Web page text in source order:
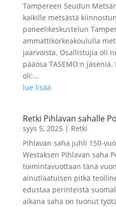
Tampereen Seudun
kaikille metsästä
paneelikeskustelun
ammattikorkeakoululla
jaarvoista. Osallistujia oli
pääosa TASEMO:n
oli:...
lue lisää
Retki Pihlavan sahalle
syys 5, 2025 | Retki
Pihlavan saha juhli 150-
Westaksen Pihlavan saha
toimintavuottaan tänä
ainutlaatuisen pitkä
edustaa perinteistä
aikana saha on tuonut